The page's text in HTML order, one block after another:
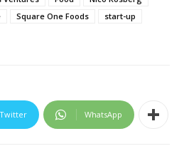
Square One Foods
start-up
Twitter WhatsApp